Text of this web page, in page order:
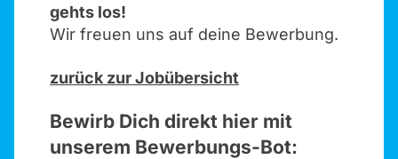
gehts los!
Wir freuen uns auf deine Bewerbung.
zurück zur Jobübersicht
Bewirb Dich direkt hier mit
unserem Bewerbungs-Bot: